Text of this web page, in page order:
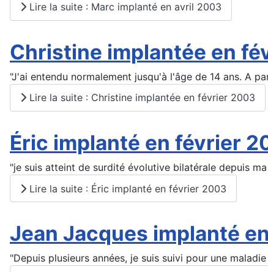
Lire la suite : Marc implanté en avril 2003
Christine implantée en
"J'ai entendu normalement jusqu'à l'âge de 14 ans. A
Lire la suite : Christine implantée en février 2003
Éric implanté en février
"je suis atteint de surdité évolutive bilatérale depuis
Lire la suite : Éric implanté en février 2003
Jean Jacques implanté
"Depuis plusieurs années, je suis suivi pour une